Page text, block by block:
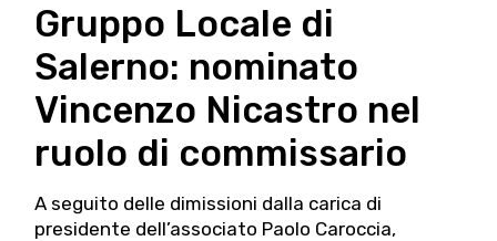
Gruppo Locale di
Salerno: nominato
Vincenzo Nicastro nel
ruolo di commissario
A seguito delle dimissioni dalla carica di
presidente dell’associato Paolo Caroccia,